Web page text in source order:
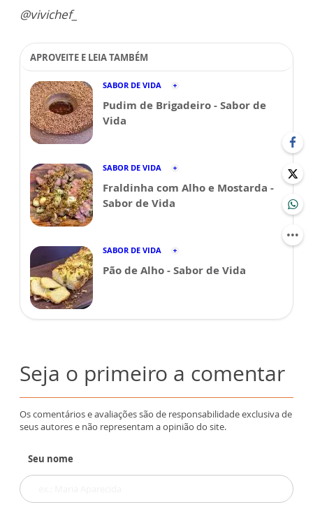
@vivichef_
APROVEITE E LEIA TAMBÉM
SABOR DE VIDA
Pudim de Brigadeiro - Sabor de
Vida
SABOR DE VIDA
Fraldinha com Alho e Mostarda -
Sabor de Vida
SABOR DE VIDA
Pão de Alho - Sabor de Vida
Seja o primeiro a comentar
Os comentários e avaliações são de responsabilidade exclusiva de
seus autores e não representam a opinião do site.
Seu nome